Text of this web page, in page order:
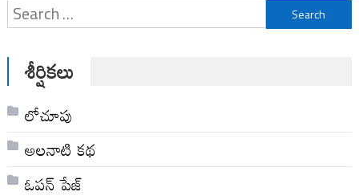
Search
for:
శీర్షికలు
లోచూపు
అల‌నాటి క‌థ‌
ఓపన్ పేజ్